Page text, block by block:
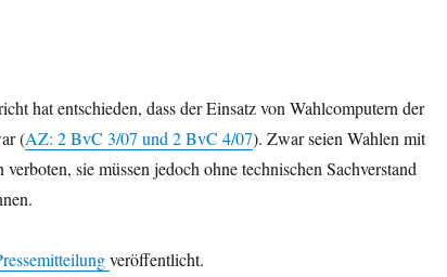
hat entschieden, dass der Einsatz von Wahlcomputern der
(AZ: 2 BvC 3/07 und 2 BvC 4/07). Zwar seien Wahlen mit
sie müssen jedoch ohne technischen Sachverstand
veröffentlicht.